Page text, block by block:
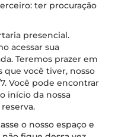
ter procuração
presencial.
acessar sua
Teremos prazer em
você tiver, nosso
Você pode encontrar
início da nossa
o nosso espaço e